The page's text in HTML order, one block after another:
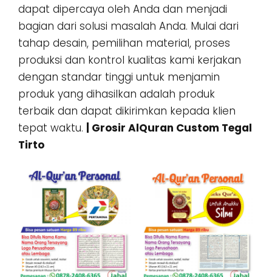
dapat dipercaya oleh Anda dan menjadi
bagian dari solusi masalah Anda. Mulai dari
tahap desain, pemilihan material, proses
produksi dan kontrol kualitas kami kerjakan
dengan standar tinggi untuk menjamin
produk yang dihasilkan adalah produk
terbaik dan dapat dikirimkan kepada klien
tepat waktu.
| Grosir AlQuran Custom Tegal
Tirto